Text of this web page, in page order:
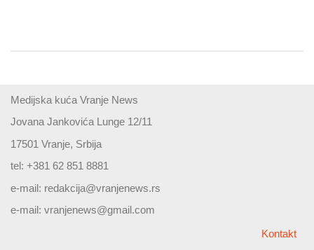
Medijska kuća Vranje News
Jovana Jankovića Lunge 12/11
17501 Vranje, Srbija
tel: +381 62 851 8881
e-mail: redakcija@vranjenews.rs
e-mail: vranjenews@gmail.com
Kontakt